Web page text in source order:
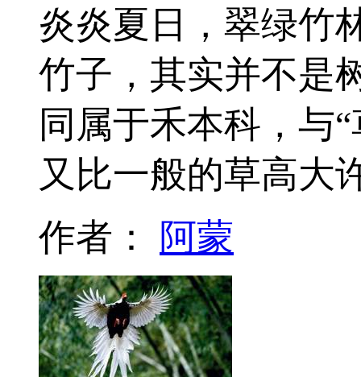
炎炎夏日，翠绿竹
竹子，其实并不是
同属于禾本科，与
又比一般的草高
作者：
阿蒙